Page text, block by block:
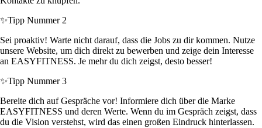
✨Tipp Nummer 2
Sei proaktiv! Warte nicht darauf, dass die Jobs zu dir kommen. Nutze
unsere Website, um dich direkt zu bewerben und zeige dein Interesse
an EASYFITNESS. Je mehr du dich zeigst, desto besser!
✨Tipp Nummer 3
Bereite dich auf Gespräche vor! Informiere dich über die Marke
EASYFITNESS und deren Werte. Wenn du im Gespräch zeigst, dass
du die Vision verstehst, wird das einen großen Eindruck hinterlassen.